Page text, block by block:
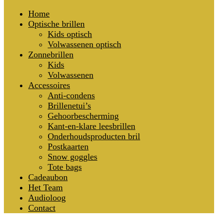
Home
Optische brillen
Kids optisch
Volwassenen optisch
Zonnebrillen
Kids
Volwassenen
Accessoires
Anti-condens
Brillenetui’s
Gehoorbescherming
Kant-en-klare leesbrillen
Onderhoudsproducten bril
Postkaarten
Snow goggles
Tote bags
Cadeaubon
Het Team
Audioloog
Contact